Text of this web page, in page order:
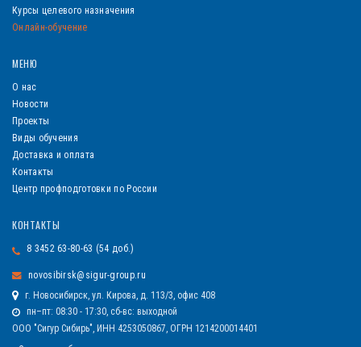
Курсы целевого назначения
Онлайн-обучение
МЕНЮ
О нас
Новости
Проекты
Виды обучения
Доставка и оплата
Контакты
Центр профподготовки по России
КОНТАКТЫ
8 3452 63-80-63 (54 доб.)
novosibirsk@sigur-group.ru
г. Новосибирск, ул. Кирова, д. 113/3, офис 408
пн–пт: 08:30 - 17:30, сб-вс: выходной
ООО "Сигур Сибирь", ИНН 4253050867, ОГРН 1214200014401